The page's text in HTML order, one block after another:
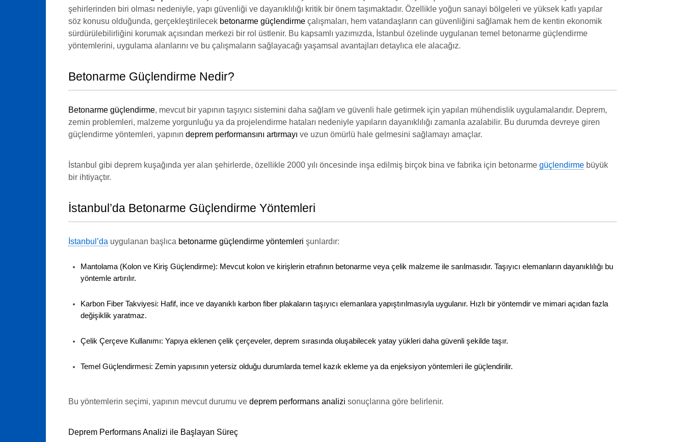
şehirlerinden biri olması nedeniyle, yapı güvenliği ve dayanıklılığı kritik bir önem taşımaktadır. Özellikle yoğun sanayi bölgeleri ve yüksek katlı yapılar
söz konusu olduğunda, gerçekleştirilecek betonarme güçlendirmeçalışmaları, hem vatandaşların can güvenliğini sağlamak hem de kentin ekonomik
sürdürülebilirliğini korumak açısından merkezi bir rol üstlenir. Bu kapsamlı yazımızda, İstanbul özelinde uygulanan temel betonarme güçlendirme
yöntemlerini, uygulama alanlarını ve bu çalışmaların sağlayacağı yaşamsal avantajları detaylıca ele alacağız.
Betonarme Güçlendirme Nedir?
Betonarme güçlendirme, mevcut bir yapının taşıyıcı sistemini daha sağlam ve güvenli hale getirmek için yapılan mühendislik uygulamalarıdır. Deprem,
zemin problemleri, malzeme yorgunluğu ya da projelendirme hataları nedeniyle yapıların dayanıklılığı zamanla azalabilir. Bu durumda devreye giren
güçlendirme yöntemleri, yapının deprem performansını artırmayı ve uzun ömürlü hale gelmesini sağlamayı amaçlar.
İstanbul gibi deprem kuşağında yer alan şehirlerde, özellikle 2000 yılı öncesinde inşa edilmiş birçok bina ve fabrika için betonarme güçlendirmebüyük
bir ihtiyaçtır.
İstanbul’da Betonarme Güçlendirme Yöntemleri
İstanbul’da uygulanan başlıca betonarme güçlendirme yöntemleri şunlardır:
Mantolama (Kolon ve Kiriş Güçlendirme): Mevcut kolon ve kirişlerin etrafının betonarme veya çelik malzeme ile sarılmasıdır. Taşıyıcı elemanların dayanıklılığı bu
yöntemle artırılır.
Karbon Fiber Takviyesi: Hafif, ince ve dayanıklı karbon fiber plakaların taşıyıcı elemanlara yapıştırılmasıyla uygulanır. Hızlı bir yöntemdir ve mimari açıdan fazla
değişiklik yaratmaz.
Çelik Çerçeve Kullanımı: Yapıya eklenen çelik çerçeveler, deprem sırasında oluşabilecek yatay yükleri daha güvenli şekilde taşır.
Temel Güçlendirmesi: Zemin yapısının yetersiz olduğu durumlarda temel kazık ekleme ya da enjeksiyon yöntemleri ile güçlendirilir.
Bu yöntemlerin seçimi, yapının mevcut durumu ve deprem performans analizi sonuçlarına göre belirlenir.
Deprem Performans Analizi ile Başlayan Süreç